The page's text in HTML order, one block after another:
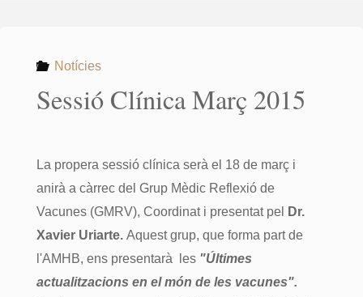
Notícies
Sessió Clínica Març 2015
La propera sessió clínica serà el 18 de març i
anirà a càrrec del Grup Mèdic Reflexió de
Vacunes (GMRV), Coordinat i presentat pel Dr.
Xavier Uriarte. Aquest grup, que forma part de
l'AMHB, ens presentarà les "Últimes
actualitzacions en el món de les vacunes".